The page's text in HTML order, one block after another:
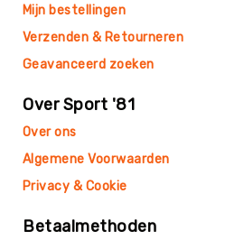
netten
Ballenpompen
Naalden
Overig
EDUCATIE
Foamballen
Mijn bestellingen
Verzenden & Retourneren
Geavanceerd zoeken
Over Sport '81
Over ons
Algemene Voorwaarden
Privacy & Cookie
Betaalmethoden